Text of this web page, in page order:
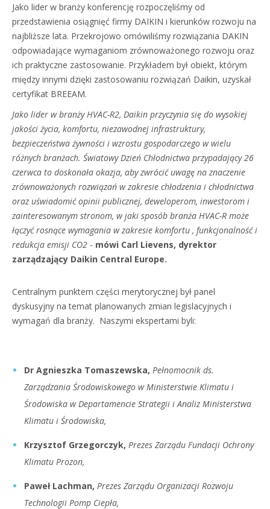
Jako lider w branży konferencję rozpoczęliśmy od
przedstawienia osiągnięć firmy DAIKIN i kierunków rozwoju na
najbliższe lata. Przekrojowo omówiliśmy rozwiązania DAKIN
odpowiadające wymaganiom zrównoważonego rozwoju oraz
ich praktyczne zastosowanie. Przykładem był obiekt, którym
między innymi dzięki zastosowaniu rozwiązań Daikin, uzyskał
certyfikat BREEAM.
Jako lider w branży HVAC-R2, Daikin przyczynia się do wysokiej
jakości życia, komfortu, niezawodnej infrastruktury,
bezpieczeństwa żywności i wzrostu gospodarczego w wielu
różnych branżach. Światowy Dzień Chłodnictwa przypadający 26
czerwca to doskonała okazja, aby zwrócić uwagę na znaczenie
zrównoważonych rozwiązań w zakresie chłodzenia i chłodnictwa
oraz uświadomić opinii publicznej, deweloperom, inwestorom i
zainteresowanym stronom, w jaki sposób branża HVAC-R może
łączyć rosnące wymagania w zakresie komfortu , funkcjonalność i
redukcja emisji CO2 - mówi Carl Lievens, dyrektor
zarządzający Daikin Central Europe.
Centralnym punktem części merytorycznej był panel
dyskusyjny na temat planowanych zmian legislacyjnych i
wymagań dla branży. Naszymi ekspertami byli:
Dr Agnieszka Tomaszewska, Pełnomocnik ds.
Zarządzania Środowiskowego w Ministerstwie Klimatu i
Środowiska w Departamencie Strategii i Analiz Ministerstwa
Klimatu i Środowiska,
Krzysztof Grzegorczyk, Prezes Zarządu Fundacji Ochrony
Klimatu Prozon,
Paweł Lachman, Prezes Zarządu Organizacji Rozwoju
Technologii Pomp Ciepła,